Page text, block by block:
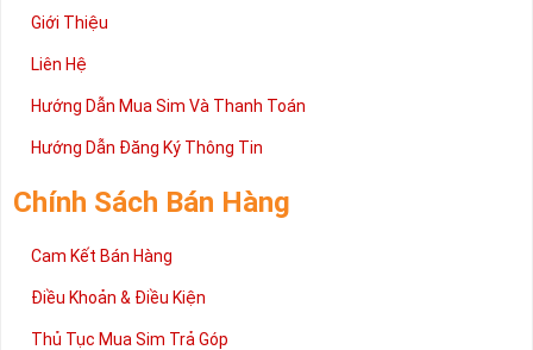
Giới Thiệu
Liên Hệ
Hướng Dẫn Mua Sim Và Thanh Toán
Hướng Dẫn Đăng Ký Thông Tin
Chính Sách Bán Hàng
Cam Kết Bán Hàng
Điều Khoản & Điều Kiện
Thủ Tục Mua Sim Trả Góp